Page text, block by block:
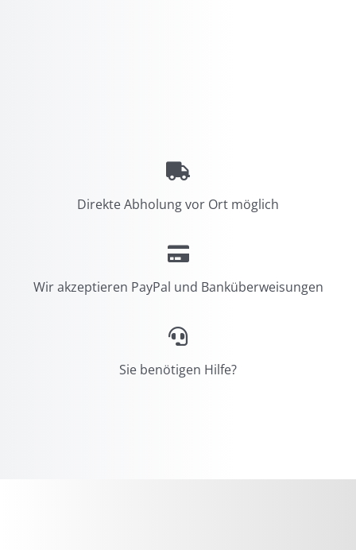
Direkte Abholung vor Ort möglich
Wir akzeptieren PayPal und Banküberweisungen
Sie benötigen Hilfe?